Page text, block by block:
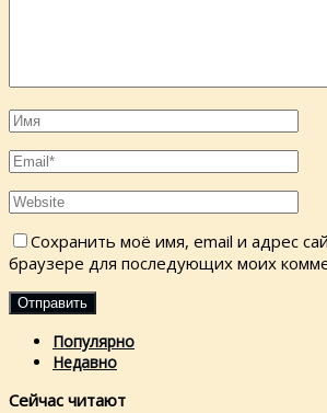
Сохранить моё имя, email и адрес
браузере для последующих моих
Популярно
Недавно
Сейчас читают